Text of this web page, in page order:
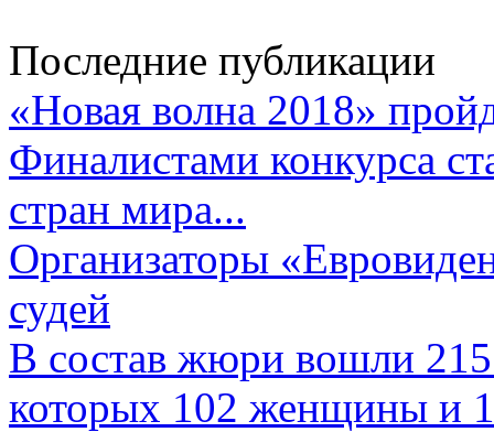
Последние публикации
«Новая волна 2018»
Финалистами конкурса
стран мира...
Организаторы
судей
В состав жюри вошли 215
которых 102 женщины и